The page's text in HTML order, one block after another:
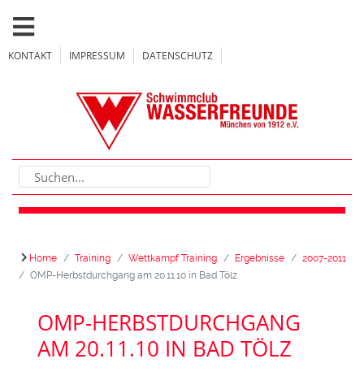
KONTAKT IMPRESSUM DATENSCHUTZ
Home Training Wettkampf Training Ergebnisse
2007-2011
OMP-Herbstdurchgang am 20.11.10 in Bad Tölz
OMP-HERBSTDURCHGANG
AM 20.11.10 IN BAD TÖLZ